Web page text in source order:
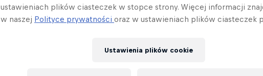
ustawieniach plików ciasteczek w stopce strony. Więcej informacji
w naszej Polityce prywatności oraz w ustawieniach plików ciasteczek
Ustawienia plików cookie